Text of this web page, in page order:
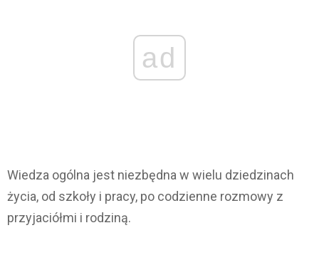
ad
Wiedza ogólna jest niezbędna w wielu dziedzinach
życia, od szkoły i pracy, po codzienne rozmowy z
przyjaciółmi i rodziną.